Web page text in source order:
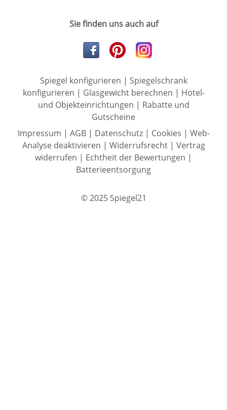
Sie finden uns auch auf
Spiegel konfigurieren | Spiegelschrank
konfigurieren | Glasgewicht berechnen | Hotel-
und Objekteinrichtungen | Rabatte und
Gutscheine
Impressum | AGB| Datenschutz| Cookies | Web-
Analyse deaktivieren | Widerrufsrecht| Vertrag
widerrufen | Echtheit der Bewertungen |
Batterieentsorgung
© 2025 Spiegel21